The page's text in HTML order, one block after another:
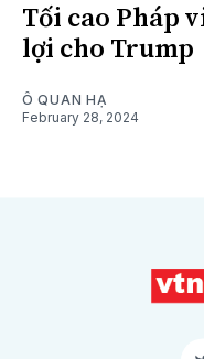
Tối cao Pháp
lợi cho Trump
Ô QUAN HẠ
February 28, 2024